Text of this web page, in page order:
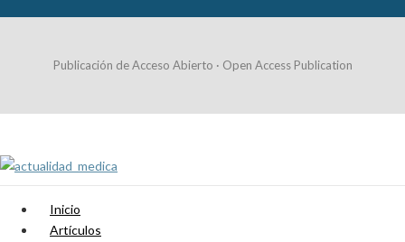
Publicación de Acceso Abierto · Open Access Publication
Inicio
Artículos